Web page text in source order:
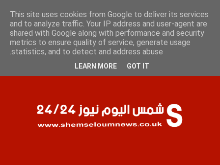
السبت 8 أغسطس 2026
الصفحات
This site uses cookies from Google to deliver its services
and to analyze traffic. Your IP address and user-agent are
shared with Google along with performance and security
metrics to ensure quality of service, generate usage
statistics, and to detect and address abuse.
LEARN MORE GOT IT